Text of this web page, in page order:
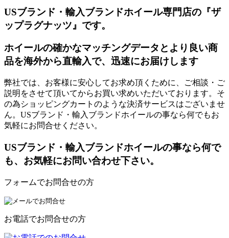
USブランド・輸入ブランドホイール専門店の『ザ
ップラグナッツ』です。
ホイールの確かなマッチングデータとより良い商
品を海外から直輸入で、迅速にお届けします
弊社では、お客様に安心してお求め頂くために、ご相談・ご
説明をさせて頂いてからお買い求めいただいております。そ
の為ショッピングカートのような決済サービスはございませ
ん。USブランド・輸入ブランドホイールの事なら何でもお
気軽にお問合せください。
USブランド・輸入ブランドホイールの事なら何で
も、お気軽にお問い合わせ下さい。
フォームでお問合せの方
お電話でお問合せの方